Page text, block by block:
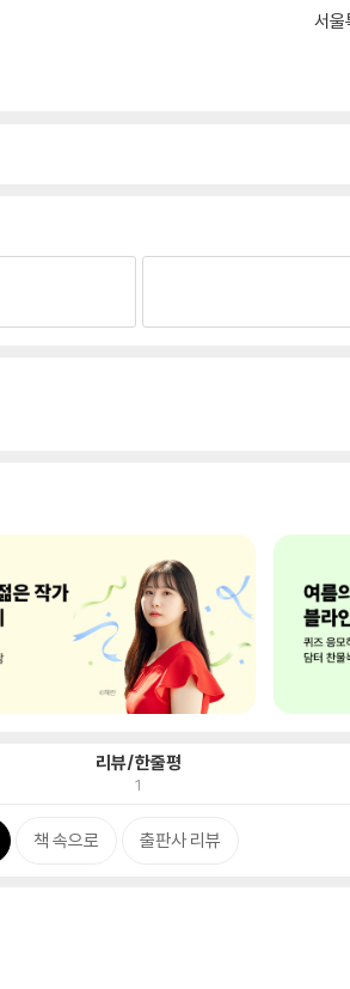
서울
리뷰/한줄평
1
책 속으로 출판사 리뷰